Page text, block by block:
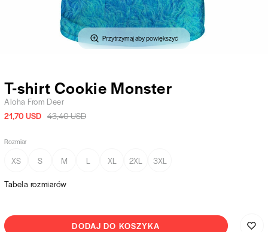
Przytrzymaj aby powiększyć
T-shirt Cookie Monster
Aloha From Deer
21,70 USD 43,40 USD
Rozmiar
XS S M L XL 2XL 3XL
Tabela rozmiarów
DODAJ DO KOSZYKA